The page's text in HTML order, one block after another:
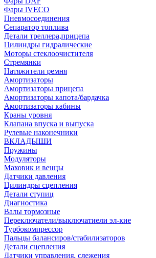
Фары IVECO
Пневмосоединения
Сепаратор топлива
Детали треллера,прицепа
Цилиндры гидралические
Моторы стеклоочистителя
Стремянки
Натяжители ремня
Амортизаторы
Амортизаторы прицепа
Амортизаторы капота/бардачка
Амортизаторы кабины
Краны уровня
Клапана впуска и выпуска
Рулевые наконечники
ВКЛАДЫШИ
Пружины
Модуляторы
Маховик и венцы
Датчики давления
Цилиндры сцепления
Детали ступиц
Диагностика
Валы тормозные
Переключатели/выключатиели эл-кие
Турбокомпрессор
Пальцы балансиров/стабилизаторов
Детали сцепления
Датчики управления, слежения